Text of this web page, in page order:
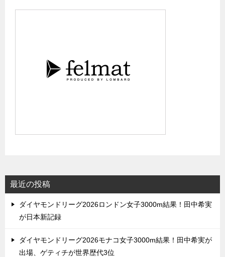
最近の投稿
ダイヤモンドリーグ2026ロンドン女子3000m結果！田中希実
が日本新記録
ダイヤモンドリーグ2026モナコ女子3000m結果！田中希実が
出場、ゲティチが世界歴代3位